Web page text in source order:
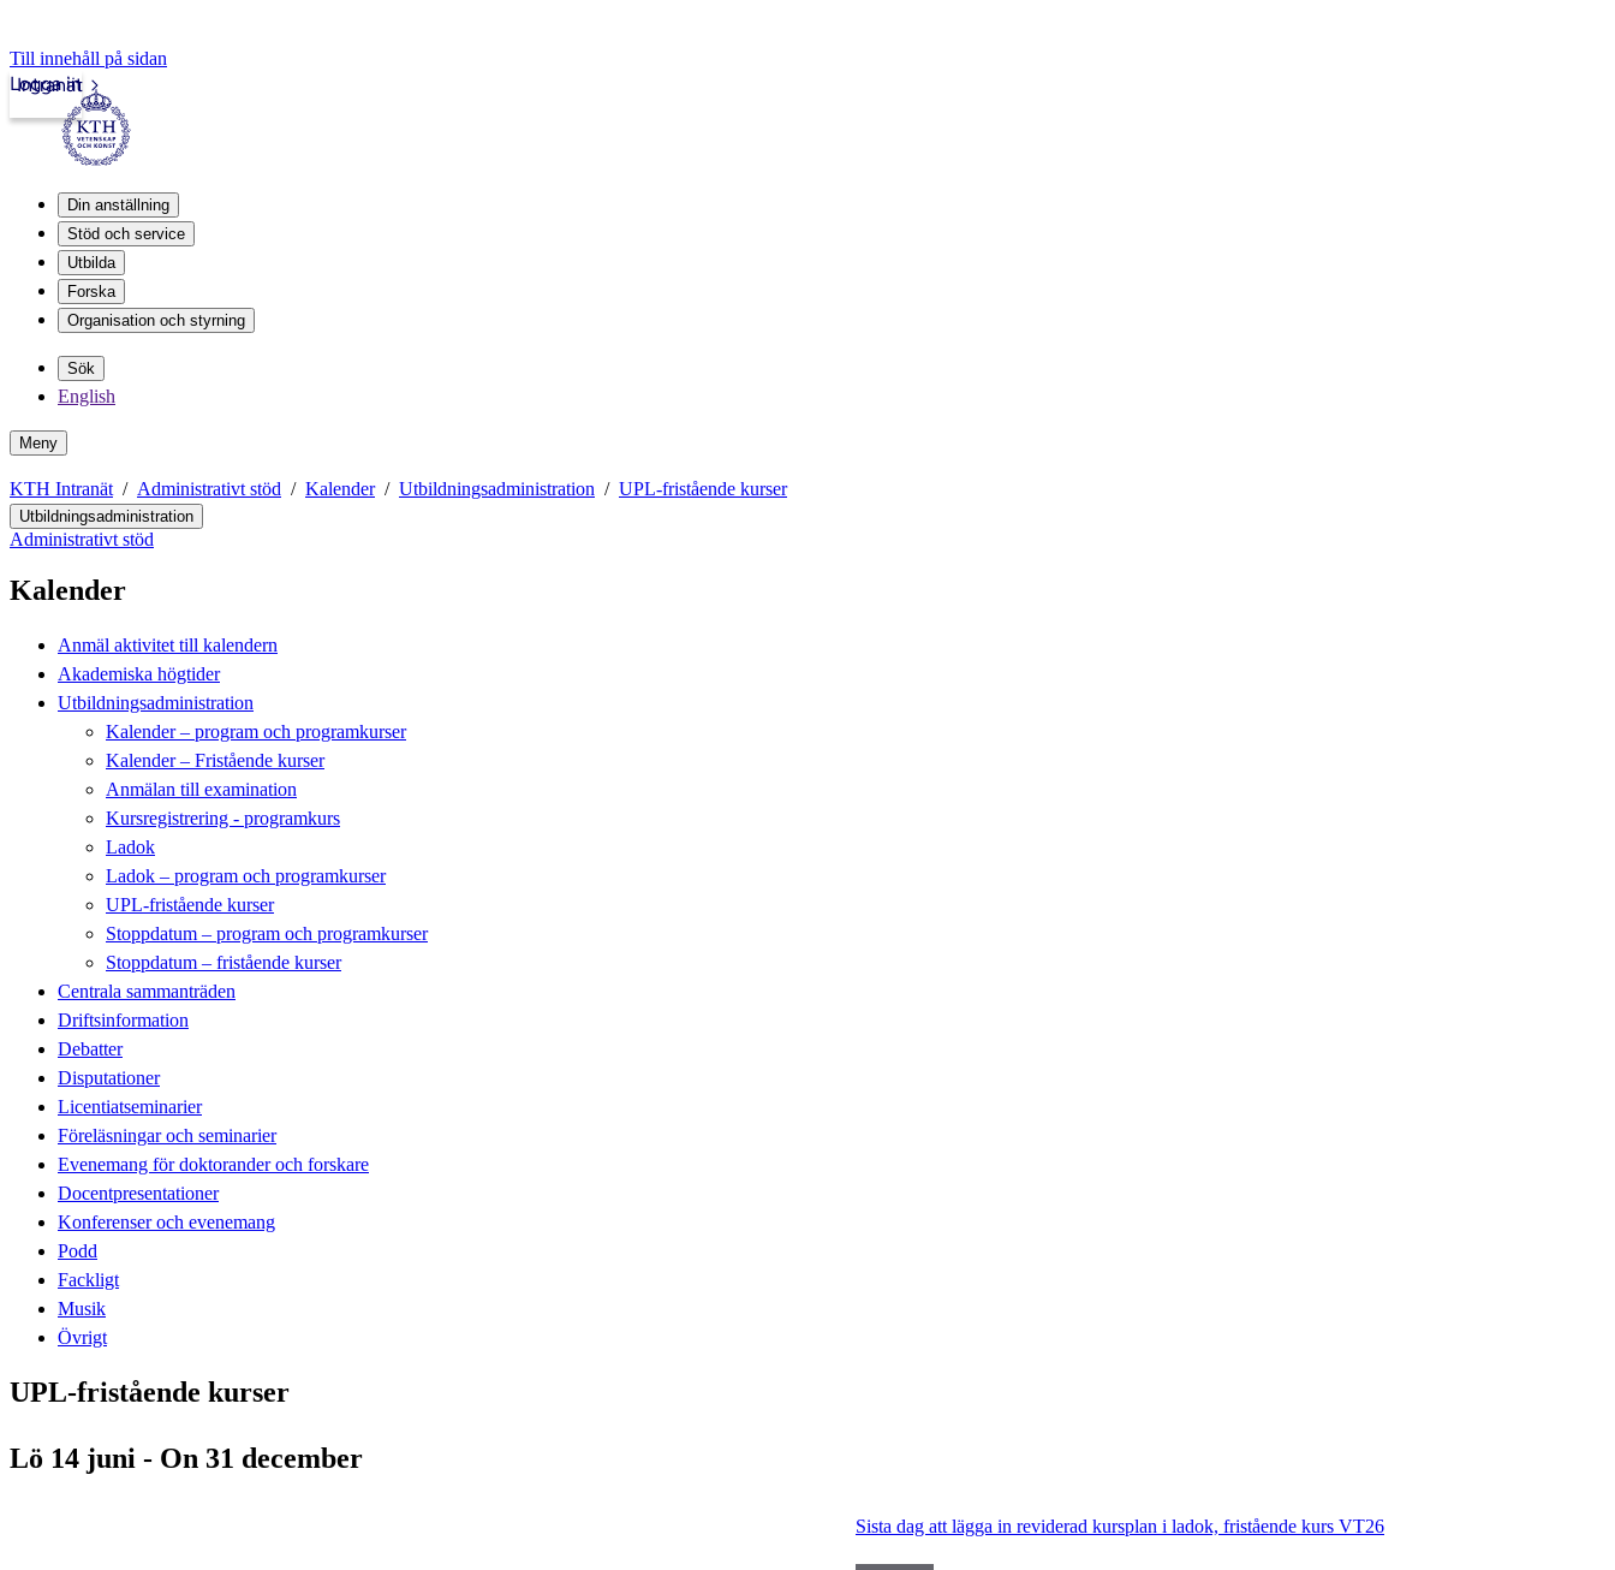
Till innehåll på sidan
Intranät
Logga in
Din anställning
Stöd och service
Utbilda
Forska
Organisation och styrning
Sök
English
Meny
KTH Intranät Administrativt stöd Kalender Utbildningsadministration UPL-fristående kurser
Utbildningsadministration
Administrativt stöd
Kalender
Anmäl aktivitet till kalendern
Akademiska högtider
Utbildningsadministration
Kalender – program och programkurser
Kalender – Fristående kurser
Anmälan till examination
Kursregistrering - programkurs
Ladok
Ladok – program och programkurser
UPL-fristående kurser
Stoppdatum – program och programkurser
Stoppdatum – fristående kurser
Centrala sammanträden
Driftsinformation
Debatter
Disputationer
Licentiatseminarier
Föreläsningar och seminarier
Evenemang för doktorander och forskare
Docentpresentationer
Konferenser och evenemang
Podd
Fackligt
Musik
Övrigt
UPL-fristående kurser
Lö 14 juni - On 31 december
Sista dag att lägga in reviderad kursplan i ladok, fristående kurs VT26